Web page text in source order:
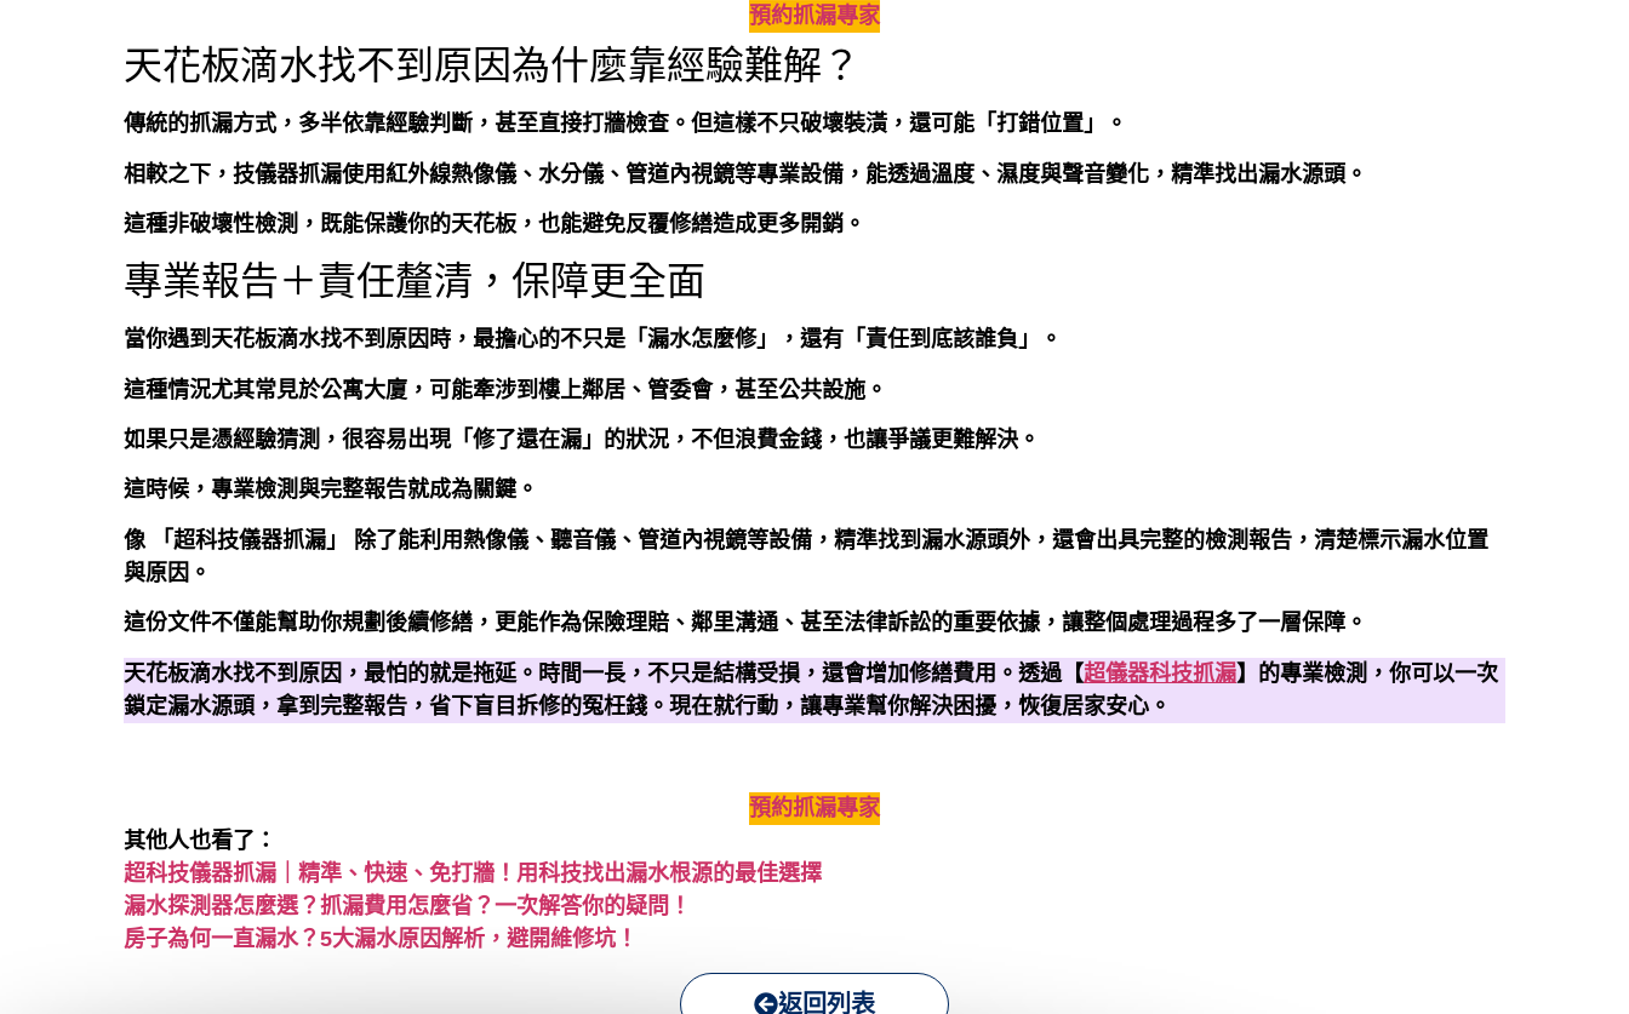
預約抓漏專家
天花板滴水找不到原因為什麼靠經驗難解？
傳統的抓漏方式，多半依靠經驗判斷，甚至直接打牆檢查。但這樣不只破壞裝潢，還可能「打錯位置」。
相較之下，技儀器抓漏使用紅外線熱像儀、水分儀、管道內視鏡等專業設備，能透過溫度、濕度與聲音變化，精準找出漏水源頭。
這種非破壞性檢測，既能保護你的天花板，也能避免反覆修繕造成更多開銷。
專業報告＋責任釐清，保障更全面
當你遇到天花板滴水找不到原因時，最擔心的不只是「漏水怎麼修」，還有「責任到底該誰負」。
這種情況尤其常見於公寓大廈，可能牽涉到樓上鄰居、管委會，甚至公共設施。
如果只是憑經驗猜測，很容易出現「修了還在漏」的狀況，不但浪費金錢，也讓爭議更難解決。
這時候，專業檢測與完整報告就成為關鍵。
像 「超科技儀器抓漏」 除了能利用熱像儀、聽音儀、管道內視鏡等設備，精準找到漏水源頭外，還會出具完整的檢測報告，清楚標示漏水位置
與原因。
這份文件不僅能幫助你規劃後續修繕，更能作為保險理賠、鄰里溝通、甚至法律訴訟的重要依據，讓整個處理過程多了一層保障。
天花板滴水找不到原因，最怕的就是拖延。時間一長，不只是結構受損，還會增加修繕費用。透過【超儀器科技抓漏】的專業檢測，你可以一次
鎖定漏水源頭，拿到完整報告，省下盲目拆修的冤枉錢。現在就行動，讓專業幫你解決困擾，恢復居家安心。
預約抓漏專家
其他人也看了：
超科技儀器抓漏｜精準、快速、免打牆！用科技找出漏水根源的最佳選擇
漏水探測器怎麼選？抓漏費用怎麼省？一次解答你的疑問！
房子為何一直漏水？5大漏水原因解析，避開維修坑！
返回列表